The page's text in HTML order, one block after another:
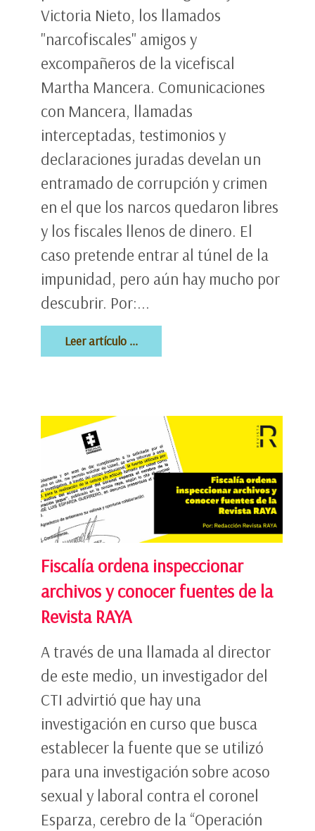
Victoria Nieto, los llamados
"narcofiscales" amigos y
excompañeros de la vicefiscal
Martha Mancera. Comunicaciones
con Mancera, llamadas
interceptadas, testimonios y
declaraciones juradas develan un
entramado de corrupción y crimen
en el que los narcos quedaron libres
y los fiscales llenos de dinero. El
caso pretende entrar al túnel de la
impunidad, pero aún hay mucho por
descubrir. Por:...
Leer artículo ...
Fiscalía ordena inspeccionar
archivos y conocer fuentes de la
Revista RAYA
A través de una llamada al director
de este medio, un investigador del
CTI advirtió que hay una
investigación en curso que busca
establecer la fuente que se utilizó
para una investigación sobre acoso
sexual y laboral contra el coronel
Esparza, cerebro de la “Operación